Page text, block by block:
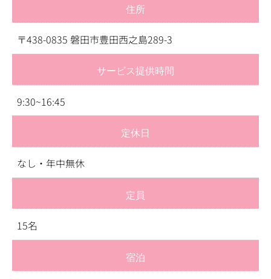
住所
〒438-0835 磐田市豊田西之島289-3
サービス提供時間
9:30~16:45
定休日
なし・年中無休
定員
15名
宿泊